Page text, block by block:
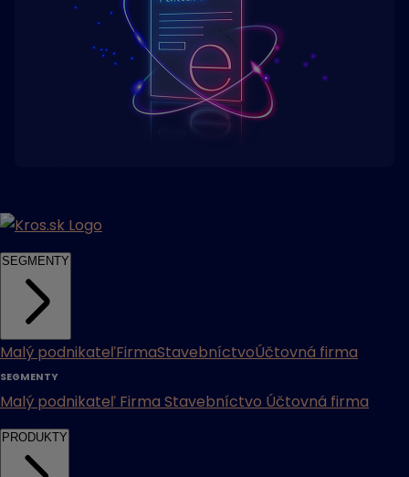
SEGMENTY
Malý podnikateľFirmaStavebníctvoÚčtovná firma
SEGMENTY
Malý podnikateľ Firma Stavebníctvo Účtovná firma
PRODUKTY